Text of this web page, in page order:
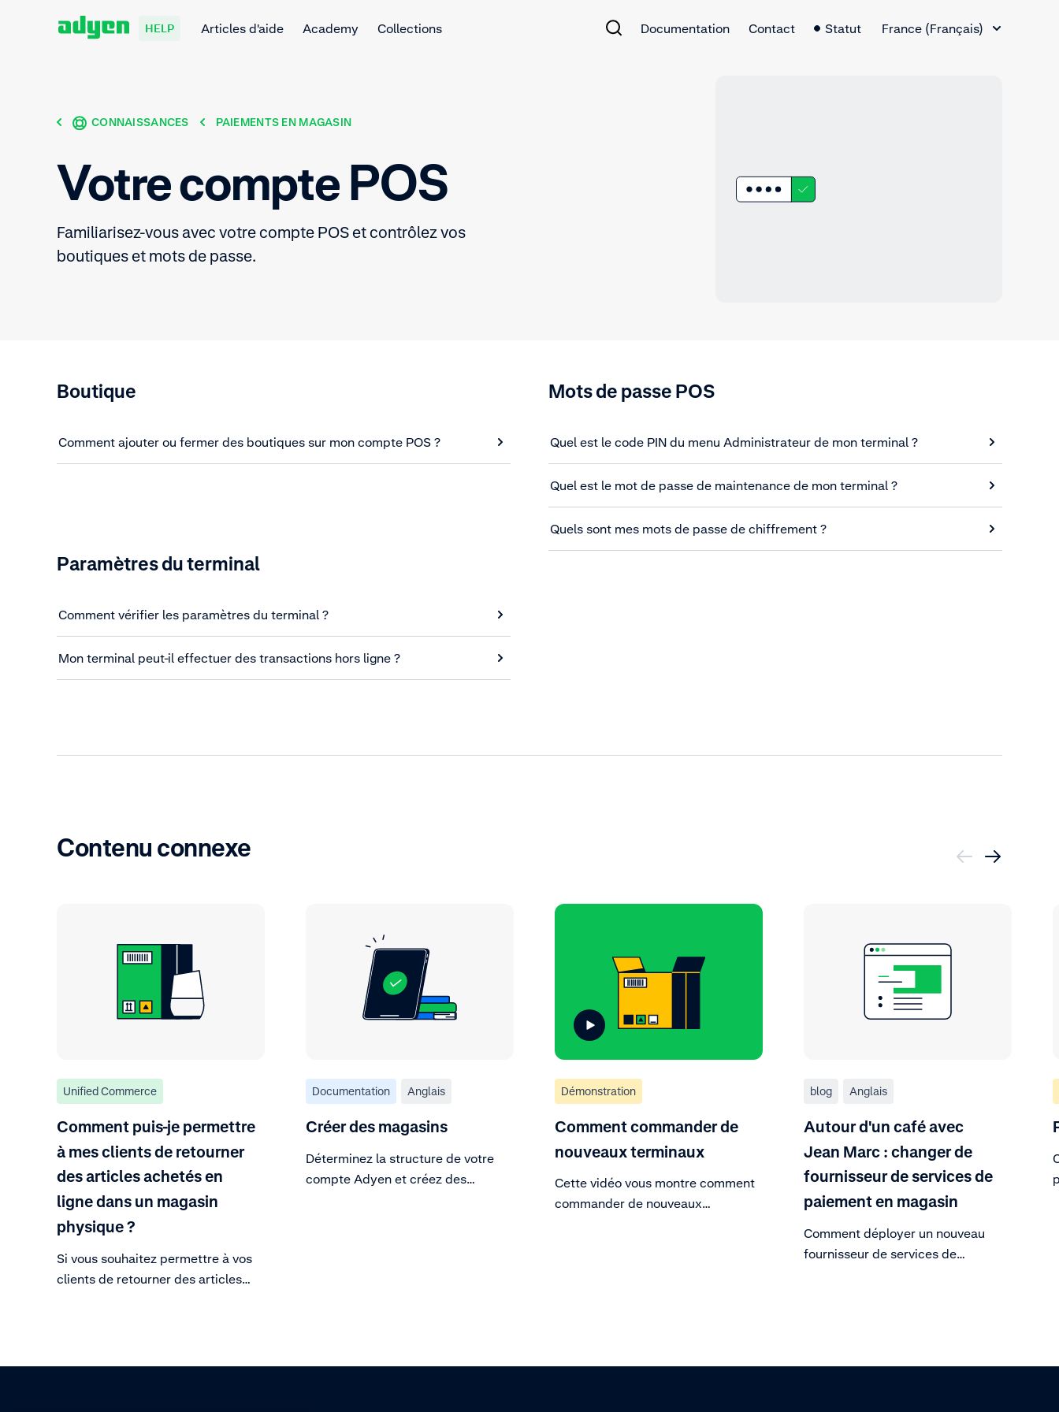
HELP Articles d'aide Academy Collections Documentation Contact Statut
France (Français)
CONNAISSANCES PAIEMENTS EN MAGASIN
Votre compte POS
Familiarisez-vous avec votre compte POS et contrôlez vos
boutiques et mots de passe.
Boutique
Comment ajouter ou fermer des boutiques sur mon compte POS ?
Mots de passe POS
Quel est le code PIN du menu Administrateur de mon terminal ?
Quel est le mot de passe de maintenance de mon terminal ?
Quels sont mes mots de passe de chiffrement ?
Paramètres du terminal
Comment vérifier les paramètres du terminal ?
Mon terminal peut-il effectuer des transactions hors ligne ?
Contenu connexe
Unified Commerce
Comment puis-je permettre
à mes clients de retourner
des articles achetés en
ligne dans un magasin
physique ?
Si vous souhaitez permettre à vos
clients de retourner des articles
Documentation Anglais
Créer des magasins
Déterminez la structure de votre
compte Adyen et créez des
Démonstration
Comment commander de
nouveaux terminaux
Cette vidéo vous montre comment
commander de nouveaux
blog Anglais
Autour d'un café avec
Jean Marc : changer de
fournisseur de services de
paiement en magasin
Comment déployer un nouveau
fournisseur de services de